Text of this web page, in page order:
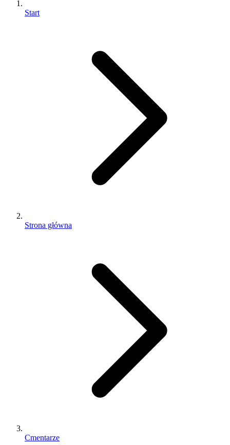
Start
Strona główna
Cmentarze